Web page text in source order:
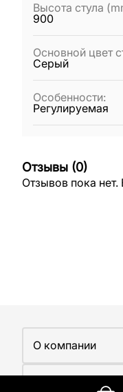
Высота стула
900
Основной цвет
Серый
Особенности:
Регулируемая
Отзывы (0)
Отзывов пока
О компании